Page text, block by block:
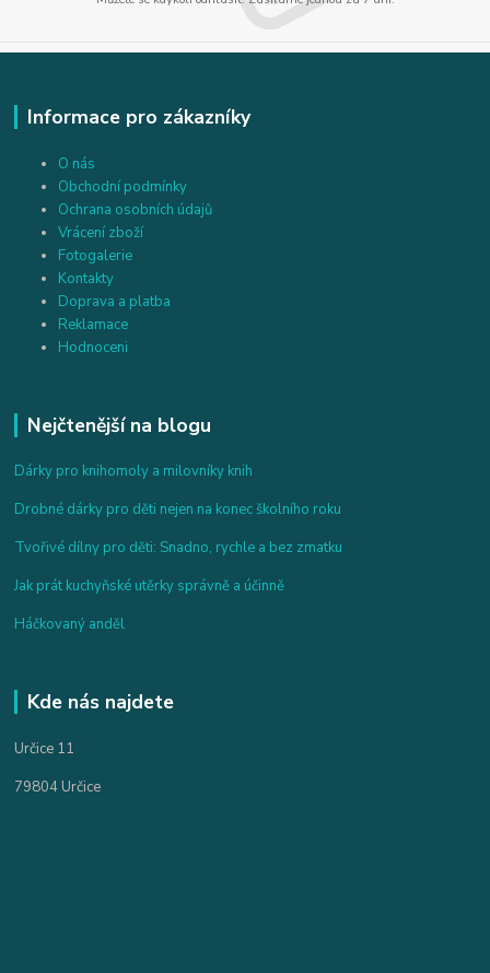
Informace pro zákazníky
O nás
Obchodní podmínky
Ochrana osobních údajů
Vrácení zboží
Fotogalerie
Kontakty
Doprava a platba
Reklamace
Hodnoceni
Nejčtenější na blogu
Dárky pro knihomoly a milovníky knih
Drobné dárky pro děti nejen na konec školního roku
Tvořivé dílny pro děti: Snadno, rychle a bez zmatku
Jak prát kuchyňské utěrky správně a účinně
Háčkovaný anděl
Kde nás najdete
Určice 11
79804 Určice